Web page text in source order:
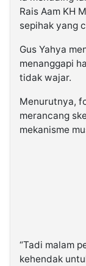
Rais Aam KH
sepihak yang
Gus Yahya
menanggapi
tidak wajar.
Menurutnya,
merancang
mekanisme
“Tadi malam
kehendak